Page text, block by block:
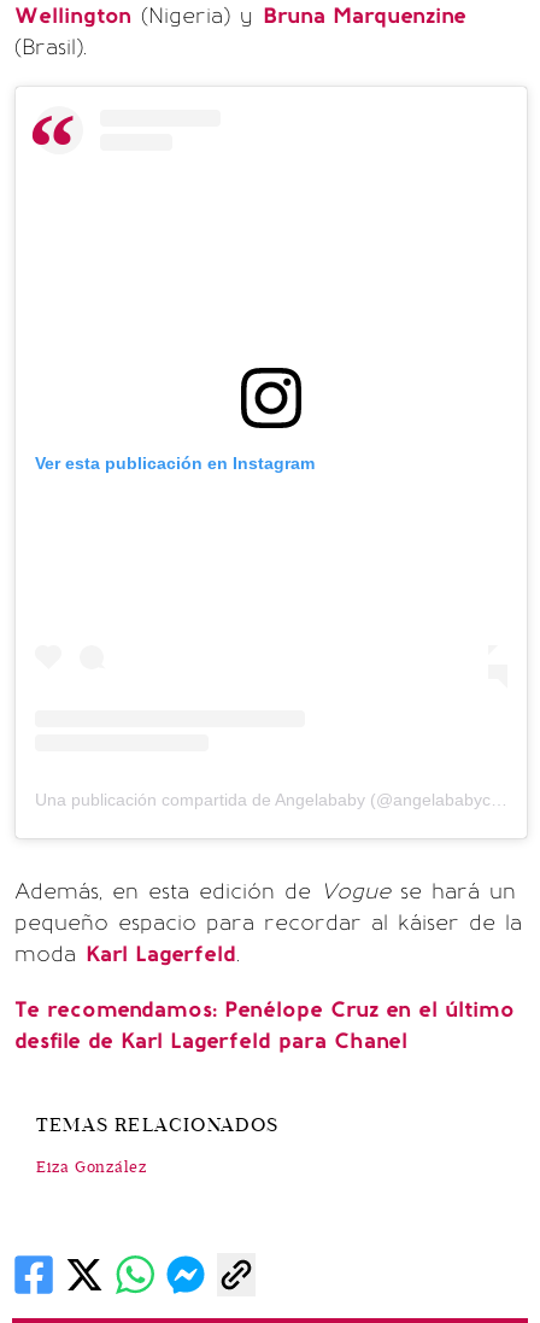
Wellington (Nigeria) y Bruna Marquenzine
(Brasil).
Ver esta publicación en Instagram
Además, en esta edición de Vogue se hará un
pequeño espacio para recordar al káiser de la
moda Karl Lagerfeld.
Te recomendamos: Penélope Cruz en el último
desfile de Karl Lagerfeld para Chanel
TEMAS RELACIONADOS
Eiza González